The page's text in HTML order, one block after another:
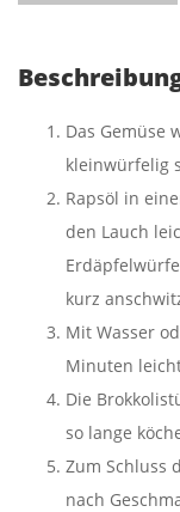
Das Gemüse
kleinwürfelig
Rapsöl in
den Lauch
kurz
Mit Wasser
Minuten
Die
so lange
Zum Schluss
nach